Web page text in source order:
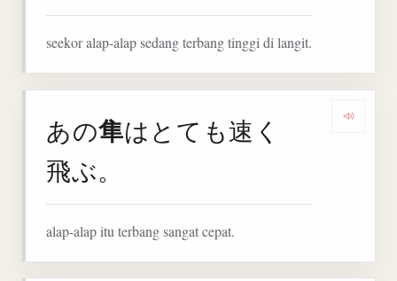
seekor alap-alap sedang terbang tinggi di langit.
あの隼はとても速く
飛ぶ。
alap-alap itu terbang sangat cepat.